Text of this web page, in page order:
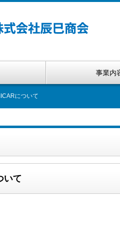
事業内
について
いて